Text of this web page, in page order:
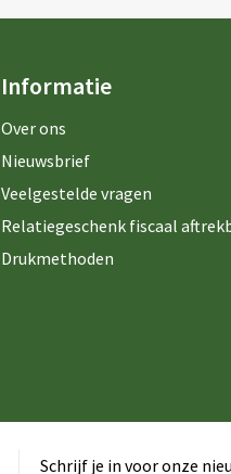
Informatie
Over ons
Nieuwsbrief
Veelgestelde vragen
Relatiegeschenk fiscaal
Drukmethoden
Schrijf je in voor onze